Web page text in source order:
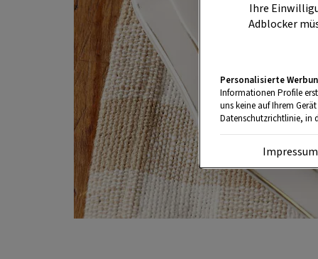
Ihre
Adblocker
Personalisierte
Informationen Profile
uns keine auf Ihrem
Datenschutzrichtlinie, in
Impressum